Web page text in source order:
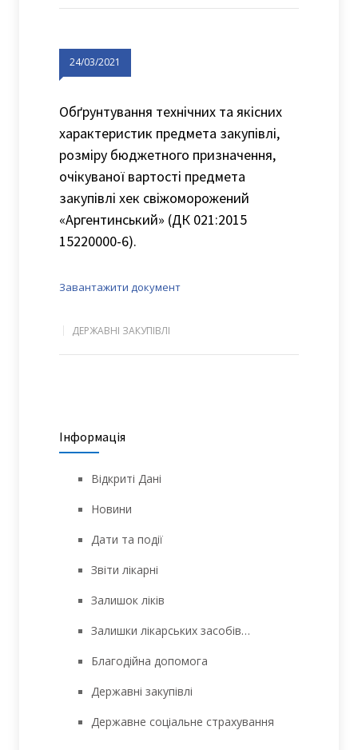
24/03/2021
Обґрунтування технічних та якісних
характеристик предмета закупівлі,
розміру бюджетного призначення,
очікуваної вартості предмета
закупівлі хек свіжоморожений
«Аргентинський» (ДК 021:2015
15220000-6).
Завантажити документ
ДЕРЖАВНІ ЗАКУПІВЛІ
Інформація
Відкриті Дані
Новини
Дати та події
Звіти лікарні
Залишок ліків
Залишки лікарських засобів…
Благодійна допомога
Державні закупівлі
Державне соціальне страхування